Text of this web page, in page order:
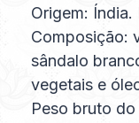
Origem: Índia.
Composição:
sândalo
vegetais e
Peso bruto